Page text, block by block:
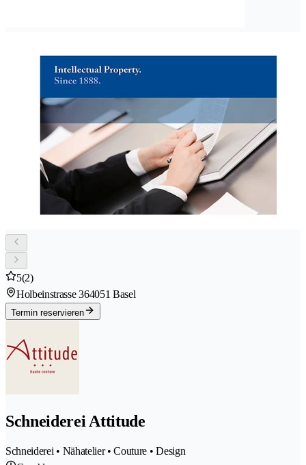
5(2)
Holbeinstrasse 364051 Basel
Termin reservieren
Schneiderei Attitude
Schneiderei • Nähatelier • Couture • Design